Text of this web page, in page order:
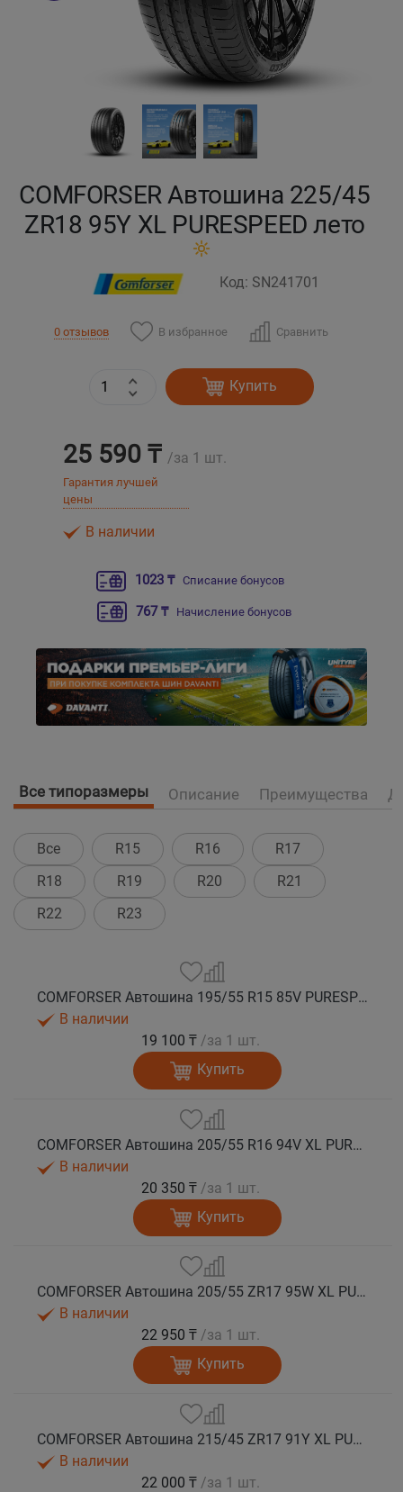
COMFORSER Автошина 225/45
ZR18 95Y XL PURESPEED лето
Код: SN241701
0 отзывов В избранное Сравнить
Купить
25 590 ₸ /за 1 шт.
Гарантия лучшей
цены
В наличии
1023 ₸ Списание бонусов
767 ₸ Начисление бонусов
Все типоразмеры Описание Преимущества
Все R15 R16
R17
R18
R19 R20
R21
R22
R23
COMFORSER Автошина 195/55 R15 85V PURESPEED лето
В наличии
19 100 ₸ /за 1 шт.
Купить
COMFORSER Автошина 205/55 R16 94V XL PURESPEED лето
В наличии
20 350 ₸ /за 1 шт.
Купить
COMFORSER Автошина 205/55 ZR17 95W XL PURESPEED лето
В наличии
22 950 ₸ /за 1 шт.
Купить
COMFORSER Автошина 215/45 ZR17 91Y XL PURESPEED лето
В наличии
22 000 ₸ /за 1 шт.
Кызылорда
Петропавловск
Уральск
Усть-Каменогорск
Шымкент